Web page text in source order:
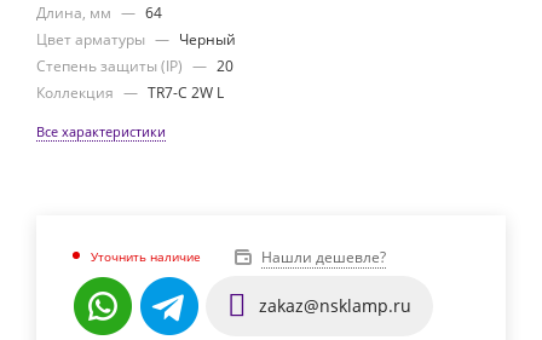
Длина, мм — 64
Цвет арматуры — Черный
Степень защиты (IP) — 20
Коллекция — TR7-C 2W L
Все характеристики
Уточнить наличие Нашли дешевле?
zakaz@nsklamp.ru